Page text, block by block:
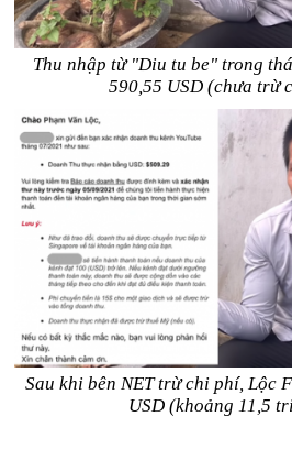
Thu nhập từ "Diu tu be" trong
590,55 USD (chưa trừ
Sau khi bên NET trừ chi phí, Lộc
USD (khoảng 11,5